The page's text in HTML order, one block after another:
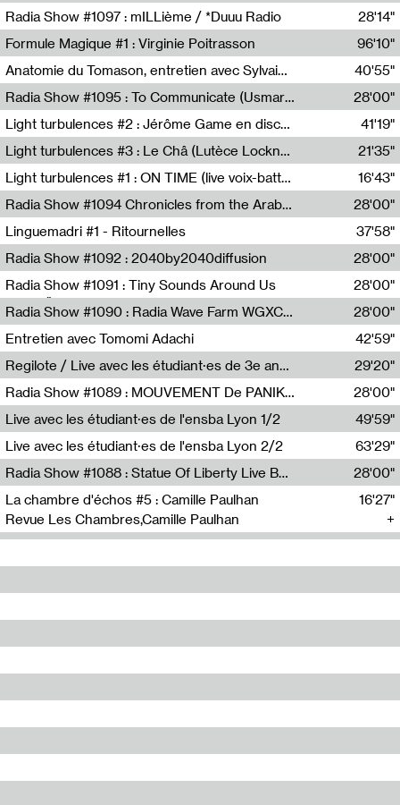
Sophie Auger-Grappin
Radia Show #1097 : mILLième / *Duuu Radio
28'14"
Formule Magique #1 : Virginie Poitrasson
Nathalie Lacroix,Virginie Poitrasson
96'10"
Anatomie du Tomason, entretien avec Sylvain Cardonnel
Loraine Baud,Sylvain Cardonnel
40'55"
Radia Show #1095 : To Communicate (Usmaradio)
Usmaradio
28'00"
Light turbulences #2 : Jérôme Game en discussion avec Thomas Corlin
41'19"
Light turbulences #3 : Le Châ (Lutèce Lockness)
Lutèce Lockness
21'35"
Light turbulences #1 : ON TIME (live voix-batterie) avec Jérôme Game & Jean-Michel Espitallier
Jérôme Game,Jean-Michel Espitallier
16'43"
Radia Show #1094 Chronicles from the Arab Cold War by Ghazi Barakat
Reboot.fm
28'00"
Linguemadri #1 - Ritournelles
Meris Angioletti
37'58"
Radia Show #1092 : 2040by2040diffusion
Diffusion FM
28'00"
Radia Show #1091 : Tiny Sounds Around Us
Radio Študent
28'00"
Radia Show #1090 : Radia Wave Farm WGXC Corey De Juan Sherrard Jr Startalk
Wave Farm
28'00"
Entretien avec Tomomi Adachi
Tomomi Adachi,Loraine Baud
42'59"
Regilote / Live avec les étudiant·es de 3e année de l'EMA
Nima Henryon,Athéna Noël,Amir Genillon,Ibourayane Ahmadi,Manelle Cherrih,Honorine Gibello,John Weeber,Manon Joseph
29'20"
Radia Show #1089 : MOUVEMENT De PANIK (Radio Panik)
Radio Panik
28'00"
Live avec les étudiant·es de l'ensba Lyon 1/2
49'59"
Live avec les étudiant·es de l'ensba Lyon 2/2
63'29"
Radia Show #1088 : Statue Of Liberty Live By Ed Baxter (Resonance)
Resonance
28'00"
La chambre d'échos #5 : Camille Paulhan
Revue Les Chambres,Camille Paulhan
16'27"